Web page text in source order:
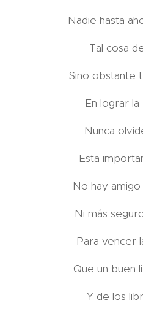
Nadie hasta
Tal cosa
Sino obstante
En lograr la
Nunca
Esta
No hay
Ni más
Para vencer
Que un buen
Y de los